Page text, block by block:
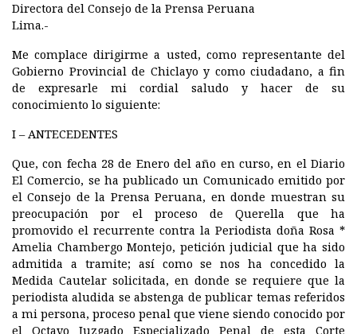
Directora del Consejo de la Prensa Peruana
Lima.-
Me complace dirigirme a usted, como representante del
Gobierno Provincial de Chiclayo y como ciudadano, a fin
de expresarle mi cordial saludo y hacer de su
conocimiento lo siguiente:
I – ANTECEDENTES
Que, con fecha 28 de Enero del año en curso, en el Diario
El Comercio, se ha publicado un Comunicado emitido por
el Consejo de la Prensa Peruana, en donde muestran su
preocupación por el proceso de Querella que ha
promovido el recurrente contra la Periodista doña Rosa *
Amelia Chambergo Montejo, petición judicial que ha sido
admitida a tramite; así como se nos ha concedido la
Medida Cautelar solicitada, en donde se requiere que la
periodista aludida se abstenga de publicar temas referidos
a mi persona, proceso penal que viene siendo conocido por
el Octavo Juzgado Especializado Penal de esta Corte